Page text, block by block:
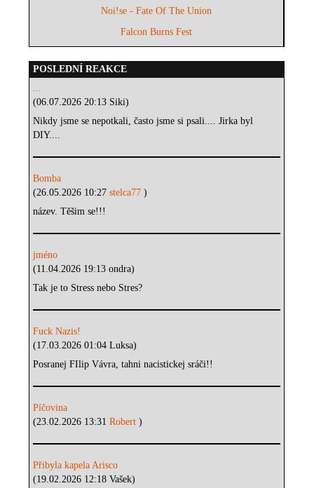
Noi!se - Fate Of The Union
Falcon Burns Fest
POSLEDNÍ REAKCE
...
(06.07.2026 20:13 Siki)
Nikdy jsme se nepotkali, často jsme si psali.... Jirka byl
DIY....
Bomba
(26.05.2026 10:27stelca77)
název. Těšim se!!!
jméno
(11.04.2026 19:13 ondra)
Tak je to Stress nebo Stres?
Fuck Nazis!
(17.03.2026 01:04 Luksa)
Posranej FIlip Vávra, tahni nacistickej sráči!!
Píčovina
(23.02.2026 13:31Robert)
Přibyla kapela Arisco
(19.02.2026 12:18 Vašek)